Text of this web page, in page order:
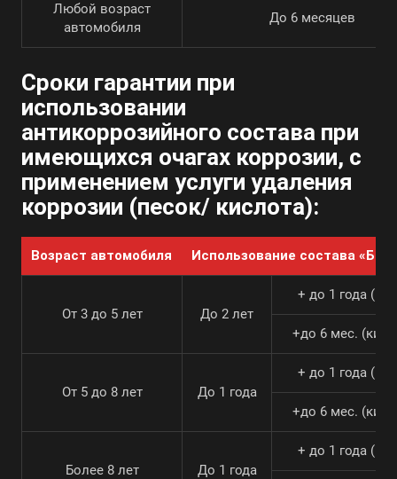
Любой возраст
автомобиля
До 6 месяцев
Сроки гарантии при
использовании
антикоррозийного состава при
имеющихся очагах коррозии, с
применением услуги удаления
коррозии (песок/ кислота):
Возраст автомобиля Использование состава
От 3 до 5 лет До 2 лет
+ до 1 года
+до 6 мес.
От 5 до 8 лет До 1 года
+ до 1 года
+до 6 мес.
Более 8 лет До 1 года
+ до 1 года